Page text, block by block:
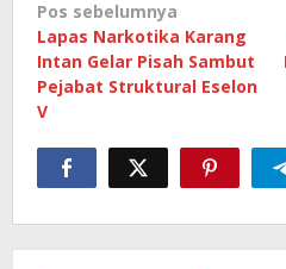
Navigasi
pos
Pos sebelumnya
Lapas Narkotika Karang
Intan Gelar Pisah Sambut
Pejabat Struktural Eselon
V